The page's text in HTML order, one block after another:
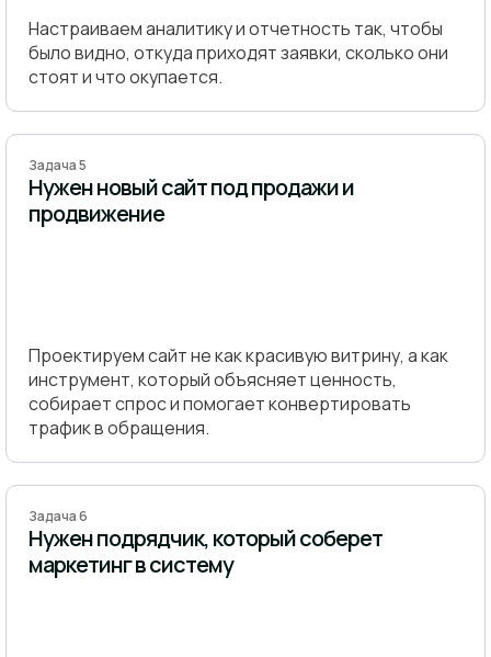
Настраиваем аналитику и отчетность так, чтобы
было видно, откуда приходят заявки, сколько они
стоят и что окупается.
Задача 5
Нужен новый сайт под продажи и
продвижение
Проектируем сайт не как красивую витрину, а как
инструмент, который объясняет ценность,
собирает спрос и помогает конвертировать
трафик в обращения.
Задача 6
Нужен подрядчик, который соберет
маркетинг в систему